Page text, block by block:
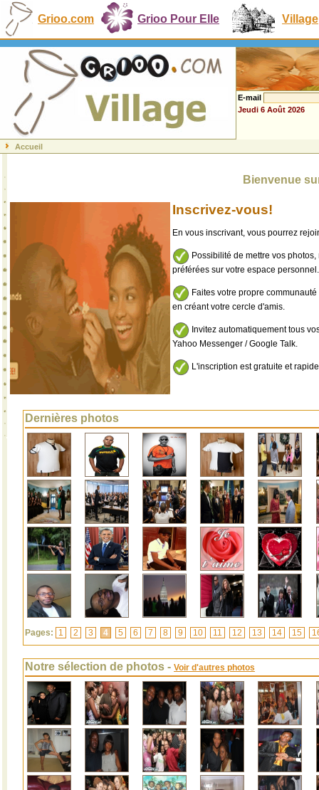
Grioo.com Grioo Pour Elle Village
E-mail
Jeudi 6 Août 2026
Accueil
Bienvenue
Inscrivez-vous!
En vous inscrivant, vous pourrez
Possibilité de mettre vos
préférées sur votre espace personnel.
Faites votre propre
en créant votre cercle d'amis.
Invitez automatiquement tous
Yahoo Messenger / Google Talk.
L'inscription est gratuite et rapide
Dernières photos
Pages: 1 2 3 4 5 6 7 8 9 10 11 12 13 14 15
Notre sélection de photos - Voir d'autres photos